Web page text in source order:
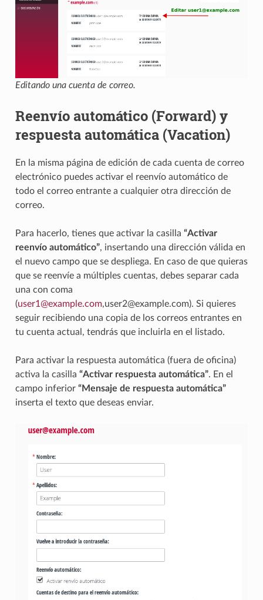
Editando una cuenta de correo.
Reenvío automático (Forward) y
respuesta automática (Vacation)
En la misma página de edición de cada cuenta de correo
electrónico puedes activar el reenvío automático de
todo el correo entrante a cualquier otra dirección de
correo.
Para hacerlo, tienes que activar la casilla “Activar
reenvío automático”, insertando una dirección válida en
el nuevo campo que se despliega. En caso de que quieras
que se reenvíe a múltiples cuentas, debes separar cada
una con coma
(user1 @example.com,user2@example.com). Si quieres
seguir recibiendo una copia de los correos entrantes en
tu cuenta actual, tendrás que incluirla en el listado.
Para activar la respuesta automática (fuera de oficina)
activa la casilla “Activar respuesta automática”. En el
campo inferior “Mensaje de respuesta automática”
inserta el texto que deseas enviar.